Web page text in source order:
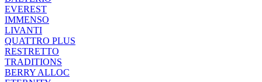
EVEREST
IMMENSO
LIVANTI
QUATTRO PLUS
RESTRETTO
TRADITIONS
BERRY ALLOC